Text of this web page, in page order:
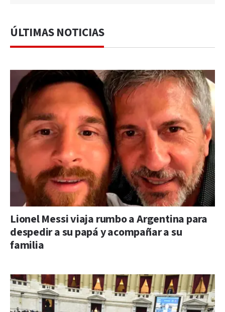
ÚLTIMAS NOTICIAS
Lionel Messi viaja rumbo a Argentina para
despedir a su papá y acompañar a su
familia